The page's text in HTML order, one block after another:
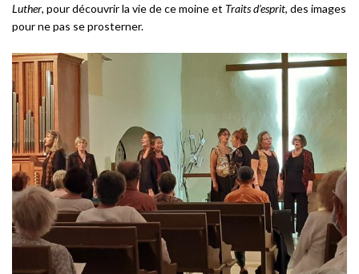
Luther, pour découvrir la vie de ce moine et Traits d’esprit, des images
pour ne pas se prosterner.